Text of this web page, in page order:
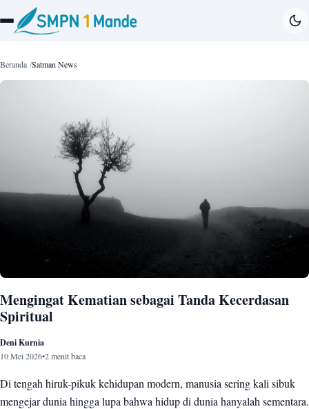
Beranda Satman News
Mengingat Kematian sebagai Tanda Kecerdasan
Spiritual
Deni Kurnia
10 Mei 2026•2 menit baca
Di tengah hiruk-pikuk kehidupan modern, manusia sering kali sibuk
mengejar dunia hingga lupa bahwa hidup di dunia hanyalah sementara.